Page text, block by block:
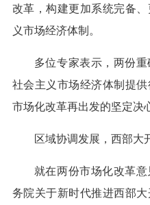
改革，构建更加系统完备
义市场经济体制。
多位专家表示，两份
社会主义市场经济体制提
市场化改革再出发的坚定决
区域协调发展，西部
就在两份市场化改革
务院关于新时代推进西部大